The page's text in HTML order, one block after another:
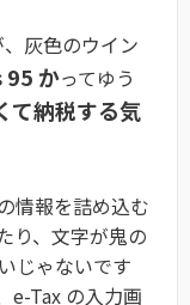
灰色のウイン
かってゆう
て納税する気
情報を詰め込む
り、文字が鬼の
じゃないです
e-Tax の入力画